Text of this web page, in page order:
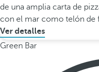
de una amplia carta de
con el mar como telón de
Ver detalles
Green Bar